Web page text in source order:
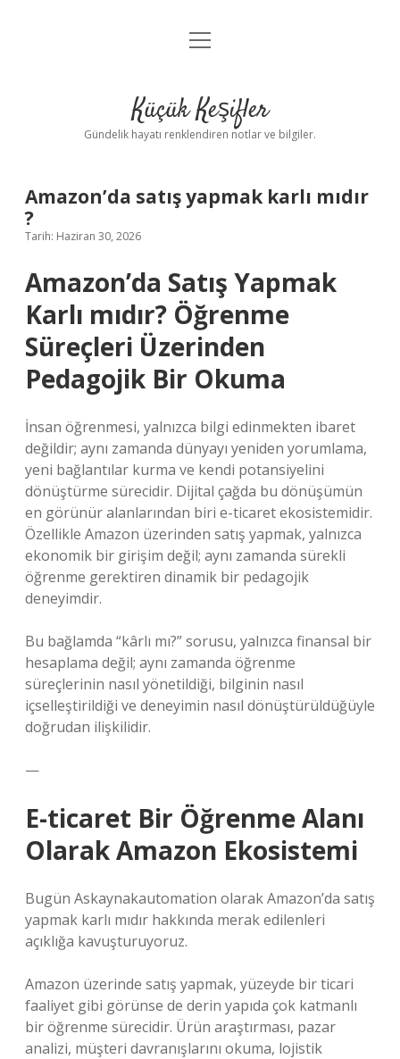
Anasayfa
Yasal Uyarı
menüyü
Küçük Keşifler
Gündelik hayatı renklendiren notlar ve bilgiler.
Amazon’da satış yapmak karlı mıdır
?
Tarih: Haziran 30, 2026
Amazon’da Satış Yapmak
Karlı mıdır? Öğrenme
Süreçleri Üzerinden
Pedagojik Bir Okuma
İnsan öğrenmesi, yalnızca bilgi edinmekten ibaret
değildir; aynı zamanda dünyayı yeniden yorumlama,
yeni bağlantılar kurma ve kendi potansiyelini
dönüştürme sürecidir. Dijital çağda bu dönüşümün
en görünür alanlarından biri e-ticaret ekosistemidir.
Özellikle Amazon üzerinden satış yapmak, yalnızca
ekonomik bir girişim değil; aynı zamanda sürekli
öğrenme gerektiren dinamik bir pedagojik
deneyimdir.
Bu bağlamda “kârlı mı?” sorusu, yalnızca finansal bir
hesaplama değil; aynı zamanda öğrenme
süreçlerinin nasıl yönetildiği, bilginin nasıl
içselleştirildiği ve deneyimin nasıl dönüştürüldüğüyle
doğrudan ilişkilidir.
—
E-ticaret Bir Öğrenme Alanı
Olarak Amazon Ekosistemi
Bugün Askaynakautomation olarak Amazon’da satış
yapmak karlı mıdır hakkında merak edilenleri
açıklığa kavuşturuyoruz.
Amazon üzerinde satış yapmak, yüzeyde bir ticari
faaliyet gibi görünse de derin yapıda çok katmanlı
bir öğrenme sürecidir. Ürün araştırması, pazar
analizi, müşteri davranışlarını okuma, lojistik